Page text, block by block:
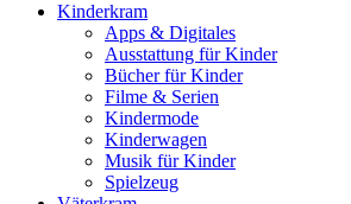
Kinderkram
Apps & Digitales
Ausstattung für Kinder
Bücher für Kinder
Filme & Serien
Kindermode
Kinderwagen
Musik für Kinder
Spielzeug